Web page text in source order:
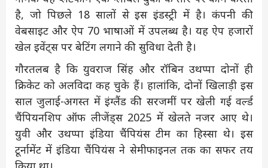
है, जो पिछले 18 सालों से इस इंडस्ट्री में है। कंपनी की
वेबसाइट और ऐप 70 भाषाओं में उपलब्ध है। यह ऐप हजारों
खेल इवेंट्स पर बेटिंग लगाने की सुविधा देती है।
गौरतलब है कि युवराज सिंह और रॉबिन उथप्पा दोनों ही
क्रिकेट को अलविदा कह चुके हैं। हालांकि, दोनों खिलाड़ी इस
साल जुलाई-अगस्त में इंग्लैंड की सरजमीं पर खेली गई वर्ल्ड
चैंपियनशिप ऑफ लीजेंड्स 2025 में खेलते नजर आए थे।
युवी और उथप्पा इंडिया चैंपियंस टीम का हिस्सा थे। इस
टूर्नामेंट में इंडिया चैंपियंस ने सेमीफाइनल तक का सफर तय